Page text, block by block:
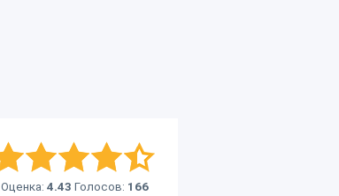
Оценка: 4.43 Голосов: 166